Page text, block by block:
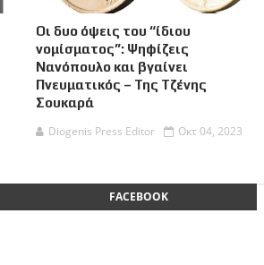
Οι δυο όψεις του “ίδιου
νομίσματος”: Ψηφίζεις
Νανόπουλο και βγαίνει
Πνευματικός – Της Τζένης
Σουκαρά
Diogenis Press Editor
Οκτ 04, 2023
FACEBOOK